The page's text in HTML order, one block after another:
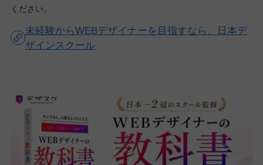
ください。
未経験からWEBデザイナーを目指すなら、日本デ
ザインスクール